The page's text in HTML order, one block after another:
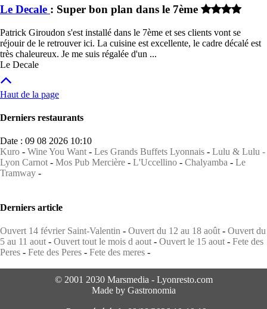
Le Decale : Super bon plan dans le 7ème
Patrick Giroudon s'est installé dans le 7ème et ses clients vont se
réjouir de le retrouver ici. La cuisine est excellente, le cadre décalé est
très chaleureux. Je me suis régalée d'un ...
Le Decale
Haut de la page
Derniers restaurants
Date : 09 08 2026 10:10
Kuro - Wine You Want - Les Grands Buffets Lyonnais - Lulu & Lulu -
Lyon Carnot - Mos Pub Mercière - L'Uccellino - Chalyamba - Le
Tramway -
Derniers article
Ouvert 14 février Saint-Valentin - Ouvert du 12 au 18 août - Ouvert du
5 au 11 aout - Ouvert tout le mois d aout - Ouvert le 15 aout - Fete des
Peres - Fete des Peres - Fete des meres -
© 2001 2030 Marsmedia - Lyonresto.com
Made by Gastronomia